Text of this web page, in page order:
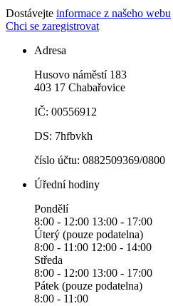
Dostávejte informace z našeho webu
Chci se zaregistrovat
Adresa
Husovo náměstí 183
403 17 Chabařovice
IČ: 00556912
DS: 7hfbvkh
číslo účtu: 0882509369/0800
Úřední hodiny
Pondělí
8:00 - 12:00 13:00 - 17:00
Úterý (pouze podatelna)
8:00 - 11:00 12:00 - 14:00
Středa
8:00 - 12:00 13:00 - 17:00
Pátek (pouze podatelna)
8:00 - 11:00